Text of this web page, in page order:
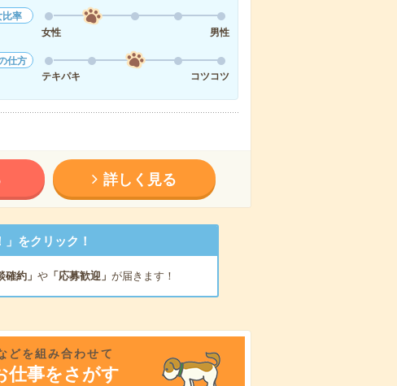
比率
女性
男性
仕方
テキパキ
コツコツ
詳しく見る
をクリック！
確約」 や「応募歓迎」 が届きます！
どを組み合わせて
仕事をさがす